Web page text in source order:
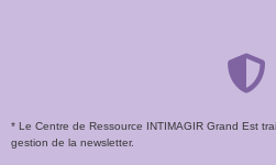
* Le Centre de Ressource INTIMAGIR Grand Est
gestion de la newsletter.